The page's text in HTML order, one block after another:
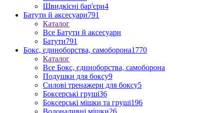
Швидкісні бар'єри4
Батути й аксесуари791
Каталог
Все Батути й аксесуари
Батути791
Бокс, єдиноборства, самоборона1770
Каталог
Все Бокс, єдиноборства, самоборона
Подушки для боксу9
Силові тренажери для боксу5
Боксерські груші36
Боксерські мішки та груші196
Водоналивні мішки26